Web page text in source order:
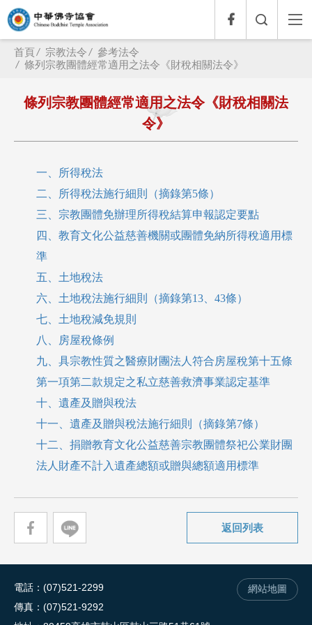
首頁 宗教法令
參考法令
條列宗教團體經常適用之法令《財稅相關法令》
條列宗教團體經常適用之法令《財稅相關法
令》
一、所得稅法
二、所得稅法施行細則（摘錄第5條）
三、宗教團體免辦理所得稅結算申報認定要點
四、教育文化公益慈善機關或團體免納所得稅適用標
準
五、土地稅法
六、土地稅法施行細則（摘錄第13、43條）
七、土地稅減免規則
八、房屋稅條例
九、具宗教性質之醫療財團法人符合房屋稅第十五條
第一項第二款規定之私立慈善救濟事業認定基準
十、遺產及贈與稅法
十一、遺產及贈與稅法施行細則（摘錄第7條）
十二、捐贈教育文化公益慈善宗教團體祭祀公業財團
法人財產不計入遺產總額或贈與總額適用標準
返回列表
電話
(07)521-2299
傳真
(07)521-9292
網站地圖